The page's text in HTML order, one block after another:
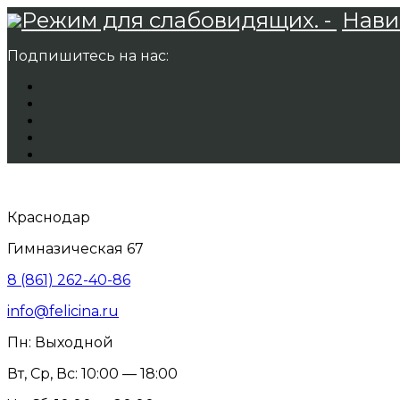
Режим для слабовидящих. -
Подпишитесь на нас:
Краснодар
Гимназическая 67
8 (861) 262-40-86
info@felicina.ru
Пн: Выходной
Вт, Ср, Вс: 10:00 — 18:00